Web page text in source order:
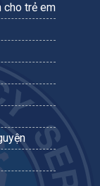
cho trẻ em